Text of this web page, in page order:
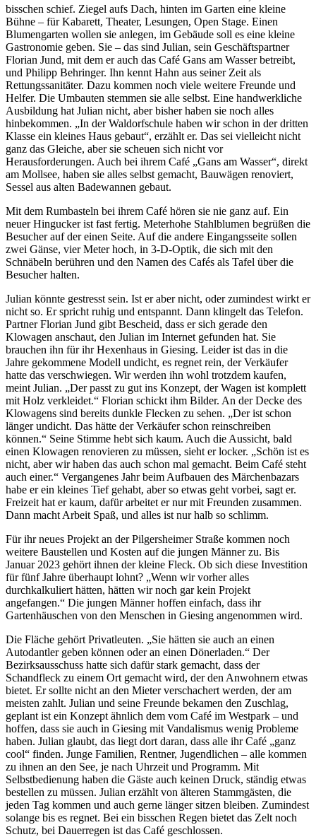
bisschen schief. Ziegel aufs Dach, hinten im Garten eine kleine
Bühne – für Kabarett, Theater, Lesungen, Open Stage. Einen
Blumengarten wollen sie anlegen, im Gebäude soll es eine kleine
Gastronomie geben. Sie – das sind Julian, sein Geschäftspartner
Florian Jund, mit dem er auch das Café Gans am Wasser betreibt,
und Philipp Behringer. Ihn kennt Hahn aus seiner Zeit als
Rettungssanitäter. Dazu kommen noch viele weitere Freunde und
Helfer. Die Umbauten stemmen sie alle selbst. Eine handwerkliche
Ausbildung hat Julian nicht, aber bisher haben sie noch alles
hinbekommen. „In der Waldorfschule haben wir schon in der dritten
Klasse ein kleines Haus gebaut“, erzählt er. Das sei vielleicht nicht
ganz das Gleiche, aber sie scheuen sich nicht vor
Herausforderungen. Auch bei ihrem Café „Gans am Wasser“, direkt
am Mollsee, haben sie alles selbst gemacht, Bauwägen renoviert,
Sessel aus alten Badewannen gebaut.
Mit dem Rumbasteln bei ihrem Café hören sie nie ganz auf. Ein
neuer Hingucker ist fast fertig. Meterhohe Stahlblumen begrüßen die
Besucher auf der einen Seite. Auf die andere Eingangsseite sollen
zwei Gänse, vier Meter hoch, in 3-D-Optik, die sich mit den
Schnäbeln berühren und den Namen des Cafés als Tafel über die
Besucher halten.
Julian könnte gestresst sein. Ist er aber nicht, oder zumindest wirkt er
nicht so. Er spricht ruhig und entspannt. Dann klingelt das Telefon.
Partner Florian Jund gibt Bescheid, dass er sich gerade den
Klowagen anschaut, den Julian im Internet gefunden hat. Sie
brauchen ihn für ihr Hexenhaus in Giesing. Leider ist das in die
Jahre gekommene Modell undicht, es regnet rein, der Verkäufer
hatte das verschwiegen. Wir werden ihn wohl trotzdem kaufen,
meint Julian. „Der passt zu gut ins Konzept, der Wagen ist komplett
mit Holz verkleidet.“ Florian schickt ihm Bilder. An der Decke des
Klowagens sind bereits dunkle Flecken zu sehen. „Der ist schon
länger undicht. Das hätte der Verkäufer schon reinschreiben
können.“ Seine Stimme hebt sich kaum. Auch die Aussicht, bald
einen Klowagen renovieren zu müssen, sieht er locker. „Schön ist es
nicht, aber wir haben das auch schon mal gemacht. Beim Café steht
auch einer.“ Vergangenes Jahr beim Aufbauen des Märchenbazars
habe er ein kleines Tief gehabt, aber so etwas geht vorbei, sagt er.
Freizeit hat er kaum, dafür arbeitet er nur mit Freunden zusammen.
Dann macht Arbeit Spaß, und alles ist nur halb so schlimm.
Für ihr neues Projekt an der Pilgersheimer Straße kommen noch
weitere Baustellen und Kosten auf die jungen Männer zu. Bis
Januar 2023 gehört ihnen der kleine Fleck. Ob sich diese Investition
für fünf Jahre überhaupt lohnt? „Wenn wir vorher alles
durchkalkuliert hätten, hätten wir noch gar kein Projekt
angefangen.“ Die jungen Männer hoffen einfach, dass ihr
Gartenhäuschen von den Menschen in Giesing angenommen wird.
Die Fläche gehört Privatleuten. „Sie hätten sie auch an einen
Autodantler geben können oder an einen Dönerladen.“ Der
Bezirksausschuss hatte sich dafür stark gemacht, dass der
Schandfleck zu einem Ort gemacht wird, der den Anwohnern etwas
bietet. Er sollte nicht an den Mieter verschachert werden, der am
meisten zahlt. Julian und seine Freunde bekamen den Zuschlag,
geplant ist ein Konzept ähnlich dem vom Café im Westpark – und
hoffen, dass sie auch in Giesing mit Vandalismus wenig Probleme
haben. Julian glaubt, das liegt dort daran, dass alle ihr Café „ganz
cool“ finden. Junge Familien, Rentner, Jugendlichen – alle kommen
zu ihnen an den See, je nach Uhrzeit und Programm. Mit
Selbstbedienung haben die Gäste auch keinen Druck, ständig etwas
bestellen zu müssen. Julian erzählt von älteren Stammgästen, die
jeden Tag kommen und auch gerne länger sitzen bleiben. Zumindest
solange bis es regnet. Bei ein bisschen Regen bietet das Zelt noch
Schutz, bei Dauerregen ist das Café geschlossen.